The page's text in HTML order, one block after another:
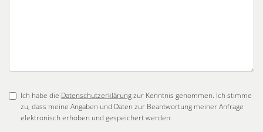
Ich habe die Datenschutzerklärungzur Kenntnis genommen. Ich stimme
zu, dass meine Angaben und Daten zur Beantwortung meiner Anfrage
elektronisch erhoben und gespeichert werden.